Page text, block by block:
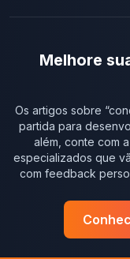
Melhore
Os artigos sobre “
partida para
além, conte com
especializados que
com feedback